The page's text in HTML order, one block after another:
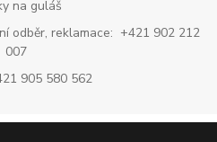
na guláš
odběr, reklamace: +421 902 212
007
905 580 562